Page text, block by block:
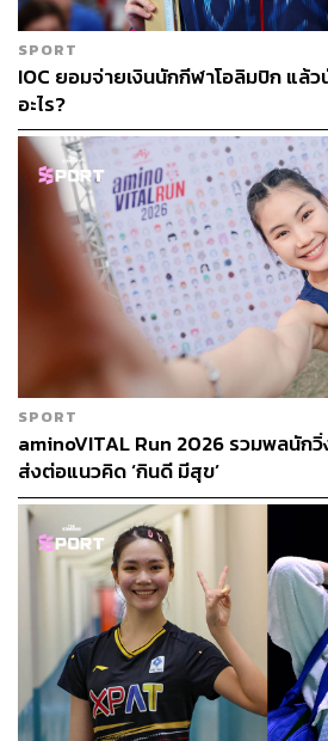
SPORT
IOC ยอมจ่ายเงินนักกีฬาโอลิมปิก แล้ว
อะไร?
SPORT
aminoVITAL Run 2026 รวมพลนัก
ส่งต่อแนวคิด ‘กินดี มีสุข’